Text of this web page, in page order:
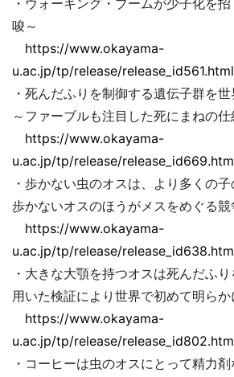
・ウォーキング・ブームが少子化を
唆～
https://www.okayama-
u.ac.jp/tp/release/release_id561.html
・死んだふりを制御する遺伝子群を
～ファーブルも注目した死にまねの仕
https://www.okayama-
u.ac.jp/tp/release/
・歩かない虫のオスは、より多くの
歩かないオスのほうがメスをめぐる競
https://www.okayama-
u.ac.jp/tp/release/
・大きな大顎を持つオスは死んだふ
用いた検証により世界で初めて明らか
https://www.okayama-
u.ac.jp/tp/release/
・コーヒーは虫のオスにとって精力